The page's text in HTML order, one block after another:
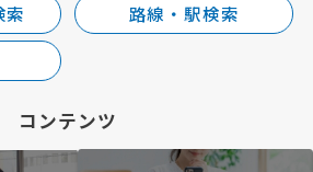
索
路線・駅検索
コンテンツ